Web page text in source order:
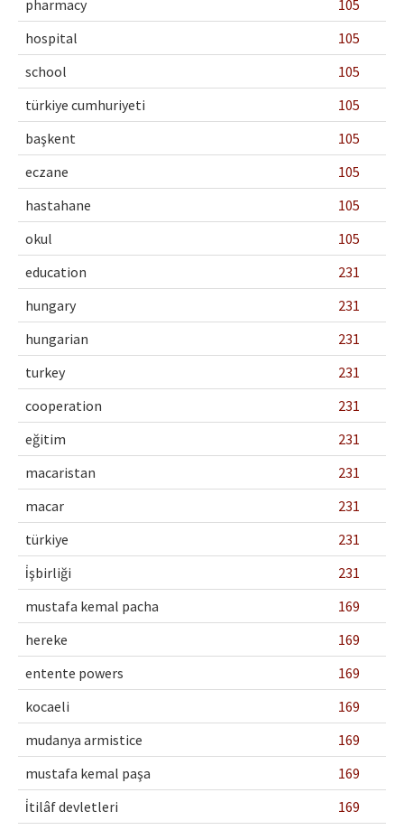
pharmacy
105
hospital
105
school
105
türkiye cumhuriyeti
105
başkent
105
eczane
105
hastahane
105
okul
105
education
231
hungary
231
hungarian
231
turkey
231
cooperation
231
eğitim
231
macaristan
231
macar
231
türkiye
231
i̇şbirliği
231
mustafa kemal pacha
169
hereke
169
entente powers
169
kocaeli
169
mudanya armistice
169
mustafa kemal paşa
169
i̇tilâf devletleri
169